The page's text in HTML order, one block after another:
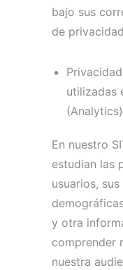
bajo sus
de
utilizadas
(Analytics)
En nuestro
estudian las
usuarios,
y otra
comprender
nuestra